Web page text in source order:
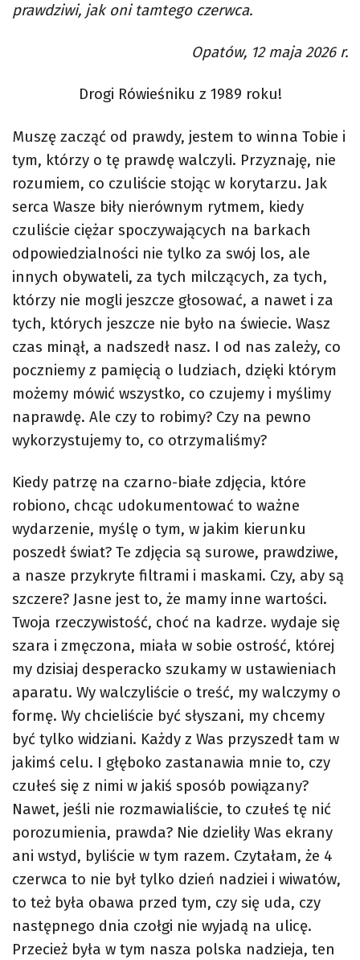
prawdziwi, jak oni tamtego czerwca.
Opatów, 12 maja 2026 r.
Drogi Rówieśniku z 1989 roku!
Muszę zacząć od prawdy, jestem to winna Tobie i
tym, którzy o tę prawdę walczyli. Przyznaję, nie
rozumiem, co czuliście stojąc w korytarzu. Jak
serca Wasze biły nierównym rytmem, kiedy
czuliście ciężar spoczywających na barkach
odpowiedzialności nie tylko za swój los, ale
innych obywateli, za tych milczących, za tych,
którzy nie mogli jeszcze głosować, a nawet i za
tych, których jeszcze nie było na świecie. Wasz
czas minął, a nadszedł nasz. I od nas zależy, co
poczniemy z pamięcią o ludziach, dzięki którym
możemy mówić wszystko, co czujemy i myślimy
naprawdę. Ale czy to robimy? Czy na pewno
wykorzystujemy to, co otrzymaliśmy?
Kiedy patrzę na czarno-białe zdjęcia, które
robiono, chcąc udokumentować to ważne
wydarzenie, myślę o tym, w jakim kierunku
poszedł świat? Te zdjęcia są surowe, prawdziwe,
a nasze przykryte filtrami i maskami. Czy, aby są
szczere? Jasne jest to, że mamy inne wartości.
Twoja rzeczywistość, choć na kadrze. wydaje się
szara i zmęczona, miała w sobie ostrość, której
my dzisiaj desperacko szukamy w ustawieniach
aparatu. Wy walczyliście o treść, my walczymy o
formę. Wy chcieliście być słyszani, my chcemy
być tylko widziani. Każdy z Was przyszedł tam w
jakimś celu. I głęboko zastanawia mnie to, czy
czułeś się z nimi w jakiś sposób powiązany?
Nawet, jeśli nie rozmawialiście, to czułeś tę nić
porozumienia, prawda? Nie dzieliły Was ekrany
ani wstyd, byliście w tym razem. Czytałam, że 4
czerwca to nie był tylko dzień nadziei i wiwatów,
to też była obawa przed tym, czy się uda, czy
następnego dnia czołgi nie wyjadą na ulicę.
Przecież była w tym nasza polska nadzieja, ten